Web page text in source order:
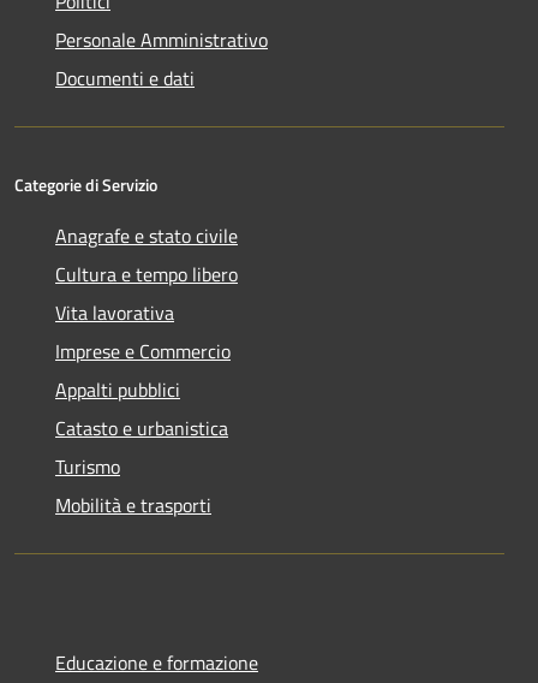
Personale Amministrativo
Documenti e dati
Categorie di Servizio
Anagrafe e stato civile
Cultura e tempo libero
Vita lavorativa
Imprese e Commercio
Appalti pubblici
Catasto e urbanistica
Turismo
Mobilità e trasporti
Educazione e formazione